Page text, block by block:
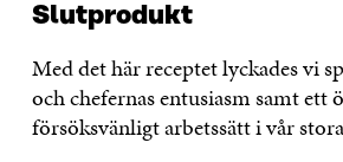
Slutprodukt
Med det här receptet lyckades vi
och chefernas entusiasm samt ett
försöksvänligt arbetssätt i vår